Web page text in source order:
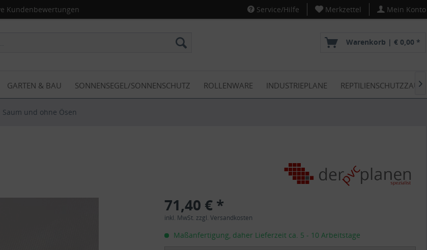
Kundenbewertungen Service/Hilfe Merkzettel Mein Konto
Warenkorb | € 0,00 *
GARTEN & BAU SONNENSEGEL/SONNENSCHUTZ ROLLENWARE INDUSTRIEPLANE 
Saum und ohne Ösen
71,40 € *
inkl. MwSt. zzgl. Versandkosten
Maßanfertigung, daher Lieferzeit ca. 5 - 10 Arbeitstage